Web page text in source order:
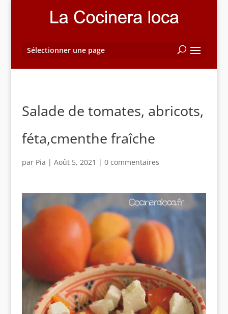
Sélectionner une page
Salade de tomates, abricots,
féta,cmenthe fraîche
par Pia | Août 5, 2021 | 0 commentaires